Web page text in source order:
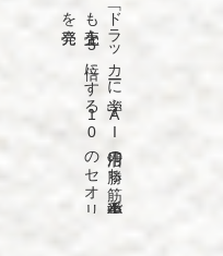
「ド
ラ
ッ
カ
ーに
学ぶ
A
I
活用の
勝ち
筋
中小企業で
も
売上を
5
倍に
す
る
1
0
の
セ
オ
リ
ー」
を
発売